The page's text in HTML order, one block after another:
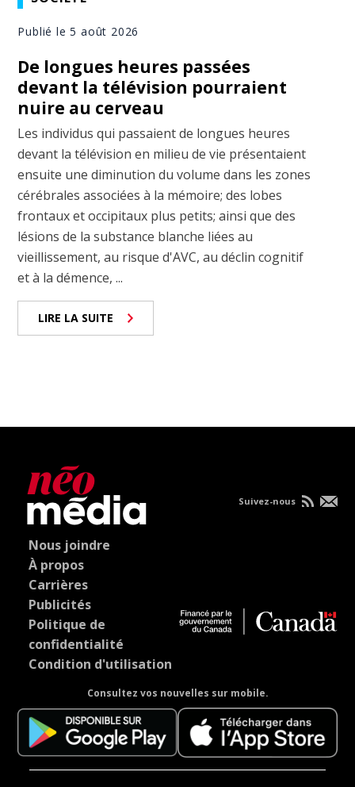
Publié le 5 août 2026
De longues heures passées
devant la télévision pourraient
nuire au cerveau
Les individus qui passaient de longues heures
devant la télévision en milieu de vie présentaient
ensuite une diminution du volume dans les zones
cérébrales associées à la mémoire; des lobes
frontaux et occipitaux plus petits; ainsi que des
lésions de la substance blanche liées au
vieillissement, au risque d'AVC, au déclin cognitif
et à la démence, ...
LIRE LA SUITE
Nous joindre
À propos
Carrières
Publicités
Politique de
confidentialité
Condition d'utilisation
Consultez vos nouvelles sur mobile.
Suivez-nous